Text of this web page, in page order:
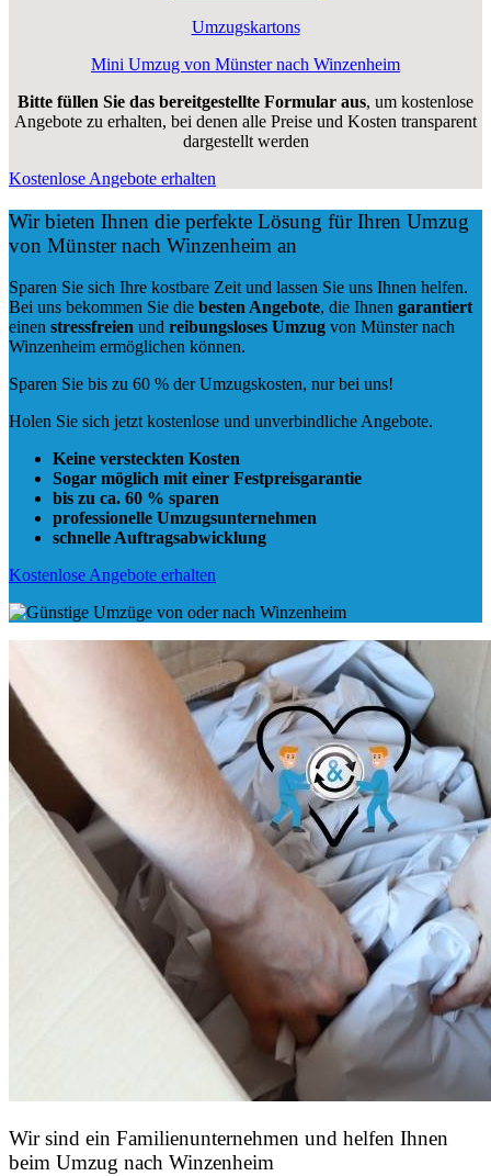
Umzugskartons
Mini Umzug von Münster nach Winzenheim
Bitte füllen Sie das bereitgestellte Formular aus, um kostenlose
Angebote zu erhalten, bei denen alle Preise und Kosten transparent
dargestellt werden
Kostenlose Angebote erhalten
Wir bieten Ihnen die perfekte Lösung für Ihren Umzug
von Münster nach Winzenheim an
Sparen Sie sich Ihre kostbare Zeit und lassen Sie uns Ihnen helfen.
Bei uns bekommen Sie die besten Angebote, die Ihnen garantiert
einen stressfreien und reibungsloses Umzug von Münster nach
Winzenheim ermöglichen können.
Sparen Sie bis zu 60 % der Umzugskosten, nur bei uns!
Holen Sie sich jetzt kostenlose und unverbindliche Angebote.
Keine versteckten Kosten
Sogar möglich mit einer Festpreisgarantie
bis zu ca. 60 % sparen
professionelle Umzugsunternehmen
schnelle Auftragsabwicklung
Kostenlose Angebote erhalten
Wir sind ein Familienunternehmen und helfen Ihnen
beim Umzug nach Winzenheim